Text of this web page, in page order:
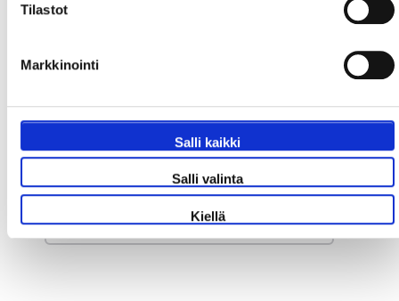
Tilastot
Markkinointi
Salli kaikki
Salli valinta
Kiellä
liikenne, ja stadionille pääsee myös
nopein tapa keskustasta.
Old Trafford -stadionin osoite:
Sir Matt Busby Way,
Old Trafford, Stretford,
Manchester M16 0RA